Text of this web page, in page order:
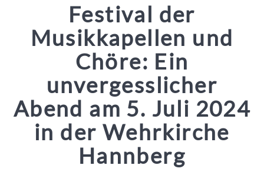
Festival der
Musikkapellen und
Chöre: Ein
unvergesslicher
Abend am 5. Juli 2024
in der Wehrkirche
Hannberg